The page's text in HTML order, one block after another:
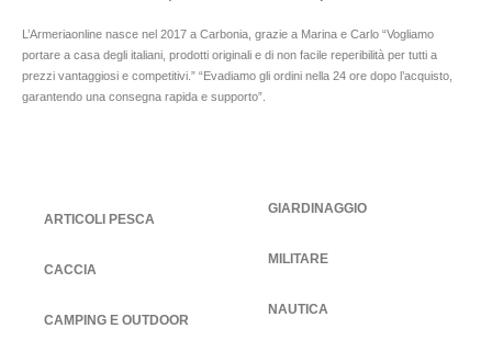
L’Armeriaonline nasce nel 2017 a Carbonia, grazie a Marina e Carlo “Vogliamo
portare a casa degli italiani, prodotti originali e di non facile reperibilità per tutti a
prezzi vantaggiosi e competitivi.” “Evadiamo gli ordini nella 24 ore dopo l’acquisto,
garantendo una consegna rapida e supporto”.
ARTICOLI PESCA
CACCIA
CAMPING E OUTDOOR
GIARDINAGGIO
MILITARE
NAUTICA